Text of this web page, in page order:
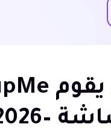
–2026؟